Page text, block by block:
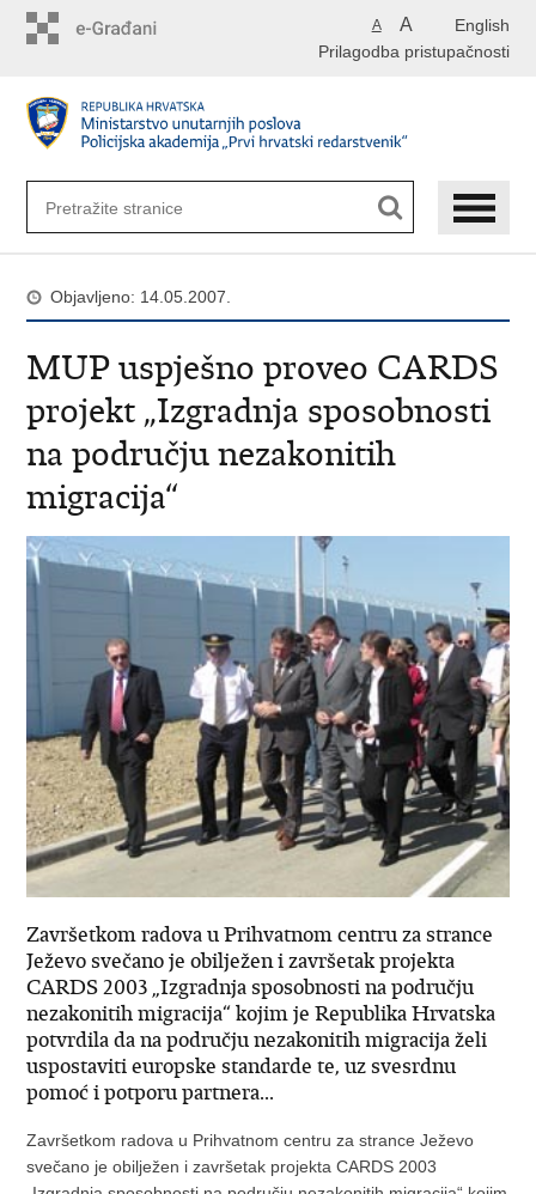
English
A A
Prilagodba pristupačnosti
Objavljeno: 14.05.2007.
MUP uspješno proveo CARDS
projekt „Izgradnja sposobnosti
na području nezakonitih
migracija“
Završetkom radova u Prihvatnom centru za strance
Ježevo svečano je obilježen i završetak projekta
CARDS 2003 „Izgradnja sposobnosti na području
nezakonitih migracija“ kojim je Republika Hrvatska
potvrdila da na području nezakonitih migracija želi
uspostaviti europske standarde te, uz svesrdnu
pomoć i potporu partnera...
Završetkom radova u Prihvatnom centru za strance Ježevo
svečano je obilježen i završetak projekta CARDS 2003